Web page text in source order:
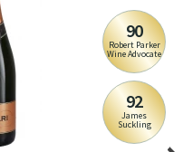
90
Robert Parker
Wine Advocate
92
James
Suckling